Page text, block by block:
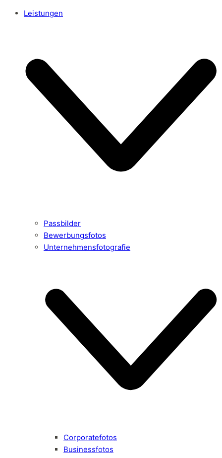
Leistungen
Passbilder
Bewerbungsfotos
Unternehmensfotografie
Corporatefotos
Businessfotos